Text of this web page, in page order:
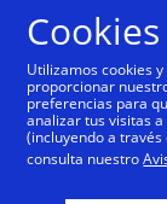
Visa
Cookies
Utilizamos cookies
proporcionar
preferencias para
analizar tus visitas
(incluyendo a
consulta nuestro